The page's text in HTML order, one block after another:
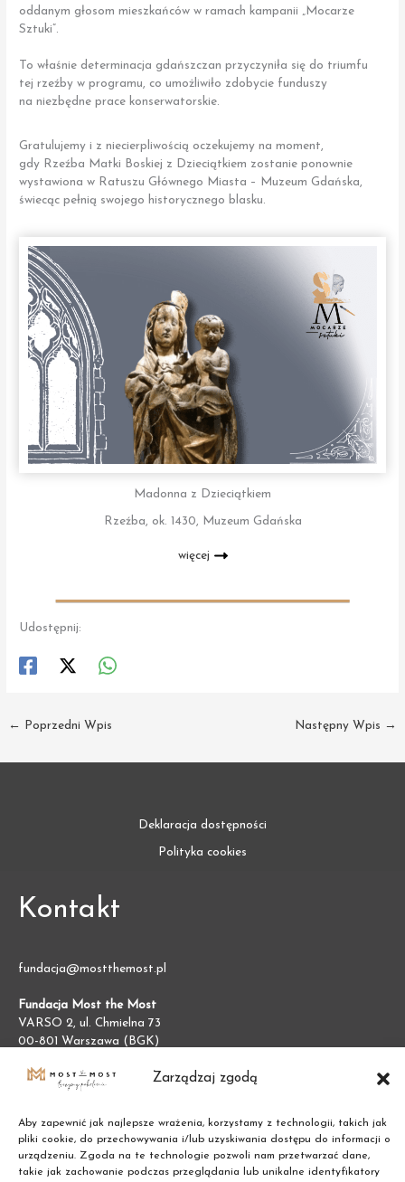
Zarządzaj zgodą
Aby zapewnić jak najlepsze wrażenia, korzystamy z technologii, takich jak
pliki cookie, do przechowywania i/lub uzyskiwania dostępu do informacji o
urządzeniu. Zgoda na te technologie pozwoli nam przetwarzać dane,
takie jak zachowanie podczas przeglądania lub unikalne identyfikatory
oddanym głosom mieszkańców w ramach kampanii „Mocarze
Sztuki”.
To właśnie determinacja gdańszczan przyczyniła się do triumfu
tej rzeźby w programu, co umożliwiło zdobycie funduszy
na niezbędne prace konserwatorskie.
Gratulujemy i z niecierpliwością oczekujemy na moment,
gdy Rzeźba Matki Boskiej z Dzieciątkiem zostanie ponownie
wystawiona w Ratuszu Głównego Miasta – Muzeum Gdańska,
świecąc pełnią swojego historycznego blasku.
Madonna z Dzieciątkiem
Rzeźba, ok. 1430, Muzeum Gdańska
więcej
Udostępnij:
← Poprzedni Wpis Następny Wpis →
Deklaracja dostępności
Polityka cookies
Kontakt
fundacja@mostthemost.pl
Fundacja Most the Most
VARSO 2, ul. Chmielna 73
00-801 Warszawa (BGK)
REGON:387474695